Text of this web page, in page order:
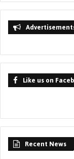
Like us on
Recent News